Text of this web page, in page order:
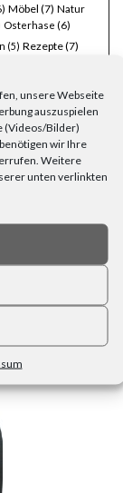
unsere Webseite
auszuspielen
(Videos/Bilder)
wir Ihre
Weitere
unten verlinkten
Möbel (7) Natur
Osterhase (6)
(5) Rezepte(7)